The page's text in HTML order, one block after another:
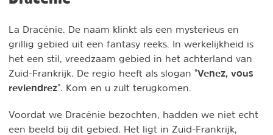
La Dracénie. De naam klinkt als een mysterieus en
grillig gebied uit een fantasy reeks. In werkelijkheid is
het een stil, vreedzaam gebied in het achterland van
Zuid-Frankrijk. De regio heeft als slogan "Venez, vous
reviendrez". Kom en u zult terugkomen.
Voordat we Dracénie bezochten, hadden we niet echt
een beeld bij dit gebied. Het ligt in Zuid-Frankrijk,